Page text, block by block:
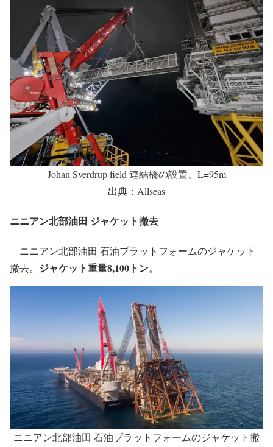
Johan Sverdrup field 連結橋の設置、L=95m
出典：Allseas
ニニアン北部油田 ジャケット撤去
ニニアン北部油田 石油プラットフォームのジャケット
撤去。 ジャケット重量8,100トン。
ニニアン北部油田 石油プラットフォームのジャケット撤